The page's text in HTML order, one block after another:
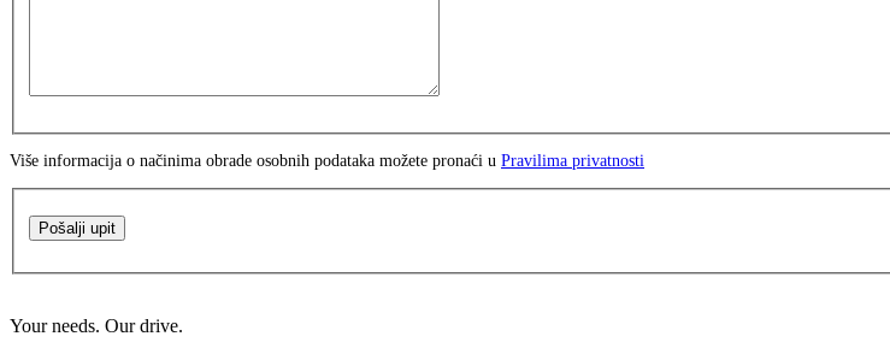
Više informacija o načinima obrade osobnih podataka možete pronaći u Pravilima privatnosti
Pošalji upit
Your needs. Our drive.